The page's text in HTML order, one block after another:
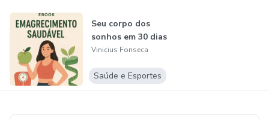
Seu corpo dos
sonhos em 30 dias
Vinicius Fonseca
Saúde e Esportes